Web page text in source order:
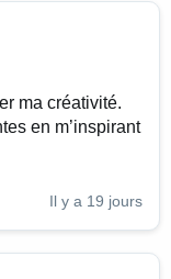
ma créativité.
en m’inspirant
Il y a 19 jours